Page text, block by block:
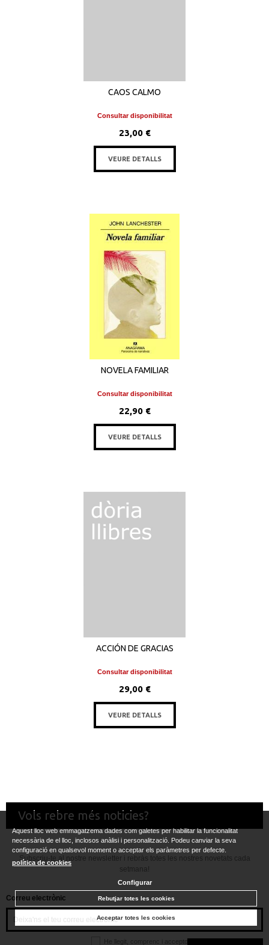
CAOS CALMO
Consultar disponibilitat
23,00 €
VEURE DETALLS
NOVELA FAMILIAR
Consultar disponibilitat
22,90 €
VEURE DETALLS
ACCIÓN DE GRACIAS
Consultar disponibilitat
29,00 €
VEURE DETALLS
Vols rebre més noticies?
Subscriu-te al nostre newsletter i rebràs totes les nostres novetats cada
setmana!
Correu electrònic
He llegit, comprenc i accepto la
Aquest lloc web emmagatzema dades com galetes per habilitar la funcionalitat
necessària de el lloc, inclosos anàlisi i personalització. Podeu canviar la seva
configuració en qualsevol moment o acceptar els paràmetres per defecte.
política de cookies
Configurar
Rebutjar totes les cookies
Acceptar totes les cookies